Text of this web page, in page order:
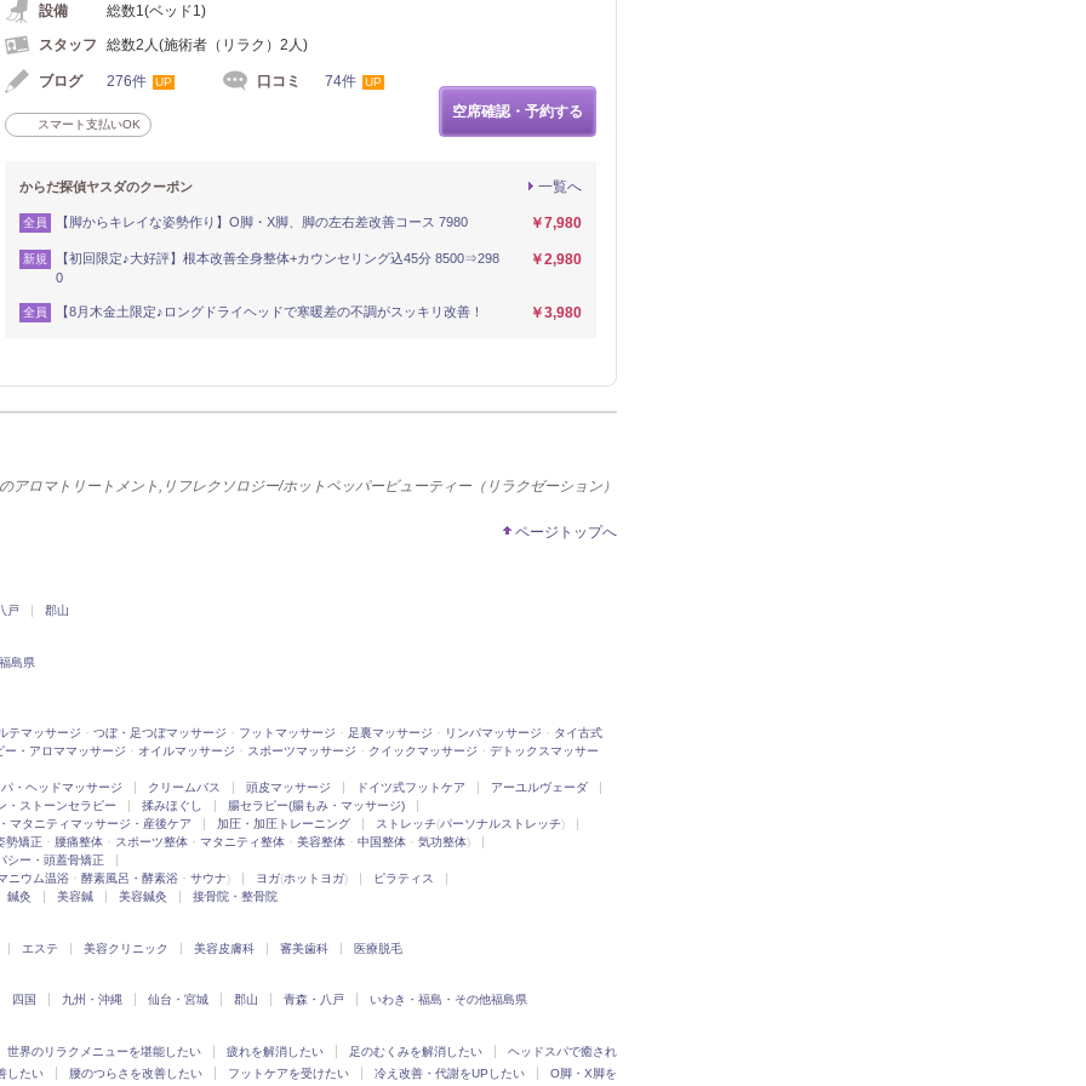
設備
総数1(ベッド1)
スタッフ
総数2人(施術者（リラク）2人)
ブログ 276件 UP 口コミ 74件 UP
スマート支払いOK
空席確認・予約する
一覧へ
からだ探偵ヤスダのクーポン
全員 【脚からキレイな姿勢作り】O脚・X脚、脚の左右差改善コース 7980 ￥7,980
新規
【初回限定♪大好評】根本改善全身整体+カウンセリング込45分 8500⇒298
0
￥2,980
全員 【8月木金土限定♪ロングドライヘッドで寒暖差の不調がスッキリ改善！ ￥3,980
アロマトリートメント,リフレクソロジー/ホットペッパービューティー（リラクゼーション）
ページトップへ
戸 郡山
福島県
テマッサージ ・ つぼ・足つぼマッサージ ・ フットマッサージ ・ 足裏マッサージ ・ リンパマッサージ ・ タイ古式
ー・アロママッサージ ・ オイルマッサージ ・ スポーツマッサージ ・ クイックマッサージ ・ デトックスマッサー
・ヘッドマッサージ クリームバス 頭皮マッサージ ドイツ式フットケア
アーユルヴェーダ
・ストーンセラピー
揉みほぐし
腸セラピー(腸もみ・マッサージ)
マタニティマッサージ・産後ケア
加圧・加圧トレーニング ストレッチ(パーソナルストレッチ)
勢矯正 ・ 腰痛整体 ・ スポーツ整体 ・ マタニティ整体 ・ 美容整体 ・ 中国整体 ・ 気功整体)
シー・頭蓋骨矯正
ニウム温浴 ・ 酵素風呂・酵素浴 ・ サウナ) ヨガ(ホットヨガ)
ピラティス
鍼灸
美容鍼 美容鍼灸 接骨院・整骨院
エステ 美容クリニック 美容皮膚科 審美歯科 医療脱毛
四国 九州・沖縄 仙台・宮城 郡山 青森・八戸 いわき・福島・その他福島県
世界のリラクメニューを堪能したい 疲れを解消したい 足のむくみを解消したい
ヘッドスパで癒され
したい
腰のつらさを改善したい フットケアを受けたい 冷え改善・代謝をUPしたい O脚・X脚を